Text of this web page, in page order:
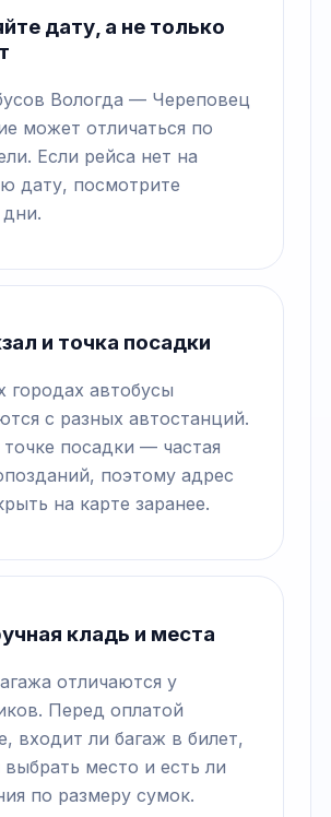
дату, а не только
Вологда — Череповец
может отличаться по
Если рейса нет на
дату, посмотрите
и точка посадки
городах автобусы
с разных автостанций.
посадки — частая
поэтому адрес
на карте заранее.
кладь и места
отличаются у
Перед оплатой
входит ли багаж в билет,
место и есть ли
по размеру сумок.